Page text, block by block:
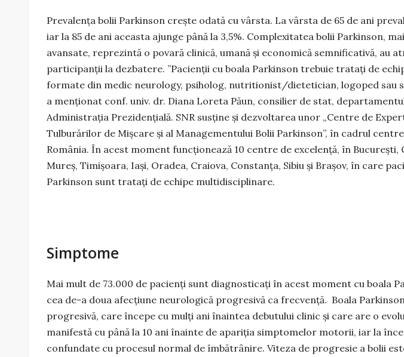
Prevalenţa bolii Parkinson creşte odată cu vârsta. La vârsta de 65 de ani
iar la 85 de ani aceasta ajunge până la 3,5%. Complexitatea bolii Parkinson,
avansate, reprezintă o povară clinică, umană şi economică semnificativă, au
participanții la dezbatere. ”Pacienții cu boala Parkinson trebuie tratați de
formate din medic neurology, psiholog, nutritionist/dietetician, logoped sau
a menționat conf. univ. dr. Diana Loreta Păun, consilier de stat,
Administraţia Prezidenţială. SNR susține şi dezvoltarea unor „Centre de
Tulburărilor de Mișcare și al Managementului Bolii Parkinson”, în cadrul
România. În acest moment funcţionează 10 centre de excelenţă, în București,
Mureș, Timișoara, Iași, Oradea, Craiova, Constanța, Sibiu şi Brașov, în care
Parkinson sunt trataţi de echipe multidisciplinare.
Simptome
Mai mult de 73.000 de pacienţi sunt diagnosticaţi în acest moment cu boala
cea de-a doua afecţiune neurologică progresivă ca frecvenţă. Boala
progresivă, care începe cu mulţi ani înaintea debutului clinic şi care are o
manifestă cu până la 10 ani înainte de apariţia simptomelor motorii, iar la
confundate cu procesul normal de îmbătrânire. Viteza de progresie a bolii